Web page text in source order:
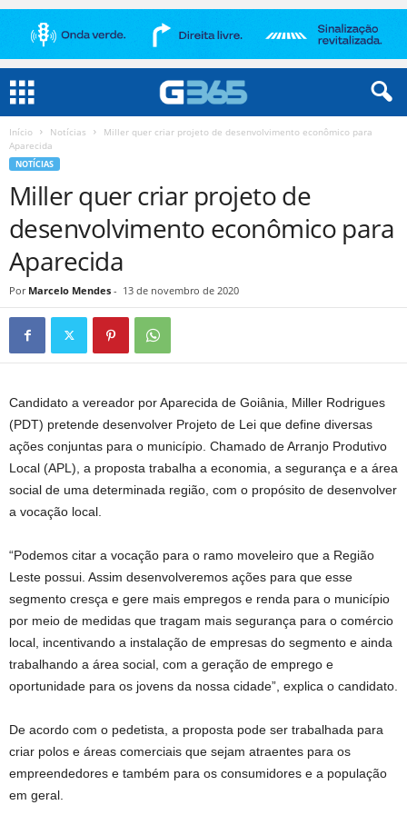
Início Notícias
Miller quer criar projeto de desenvolvimento econômico para
Aparecida
NOTÍCIAS
Miller quer criar projeto de
desenvolvimento econômico para
Aparecida
Por Marcelo Mendes - 13 de novembro de 2020
Candidato a vereador por Aparecida de Goiânia, Miller Rodrigues
(PDT) pretende desenvolver Projeto de Lei que define diversas
ações conjuntas para o município. Chamado de Arranjo Produtivo
Local (APL), a proposta trabalha a economia, a segurança e a área
social de uma determinada região, com o propósito de desenvolver
a vocação local.
“Podemos citar a vocação para o ramo moveleiro que a Região
Leste possui. Assim desenvolveremos ações para que esse
segmento cresça e gere mais empregos e renda para o município
por meio de medidas que tragam mais segurança para o comércio
local, incentivando a instalação de empresas do segmento e ainda
trabalhando a área social, com a geração de emprego e
oportunidade para os jovens da nossa cidade”, explica o candidato.
De acordo com o pedetista, a proposta pode ser trabalhada para
criar polos e áreas comerciais que sejam atraentes para os
empreendedores e também para os consumidores e a população
em geral.